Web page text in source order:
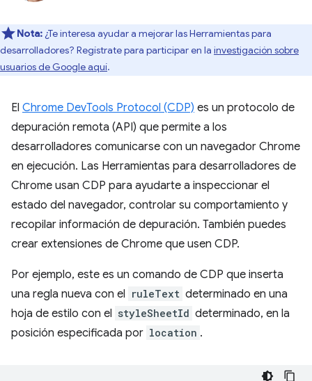
Nota: ¿Te interesa ayudar a mejorar las Herramientas para
desarrolladores? Regístrate para participar en la investigación sobre
usuarios de Google aquí.
El Chrome DevTools Protocol (CDP) es un protocolo de
depuración remota (API) que permite a los
desarrolladores comunicarse con un navegador Chrome
en ejecución. Las Herramientas para desarrolladores de
Chrome usan CDP para ayudarte a inspeccionar el
estado del navegador, controlar su comportamiento y
recopilar información de depuración. También puedes
crear extensiones de Chrome que usen CDP.
Por ejemplo, este es un comando de CDP que inserta
una regla nueva con el ruleText determinado en una
hoja de estilo con el styleSheetId determinado, en la
posición especificada por location .